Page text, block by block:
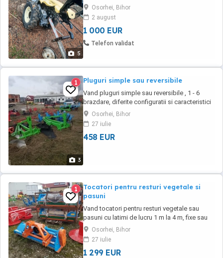
5
aproape noi
Osorhei, Bihor
2 august
1 000 EUR
Telefon validat
3
1 Pluguri simple sau reversibile
Vand pluguri simple sau reversibile , 1 - 6
brazdare, diferite configuratii si caracteristici
tehnice, preturi bune incepand de la 2.400 lei ,
garantie 12 luni
Osorhei, Bihor
27 iulie
458 EUR
1
Tocatori pentru resturi vegetale si
pasuni
Vand tocatori pentru resturi vegetale sau
pasuni cu latimi de lucru 1 m la 4 m, fixe sau
deplasabile hidraulic, preturi bune incepand
de la 6.800 lei , garantie 12 luni
Osorhei, Bihor
27 iulie
1 299 EUR